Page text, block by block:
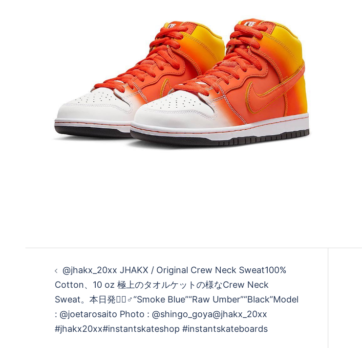
@jhakx_20xx JHAKX / Original Crew Neck Sweat100%
Cotton、10 oz 極上のタオルケットの様なCrew Neck
Sweat。本日発売🏻‍♂️“Smoke Blue”“Raw Umber”“Black”Model
: @joetarosaito Photo : @shingo_goya@jhakx_20xx
#jhakx20xx#instantskateshop #instantskateboards